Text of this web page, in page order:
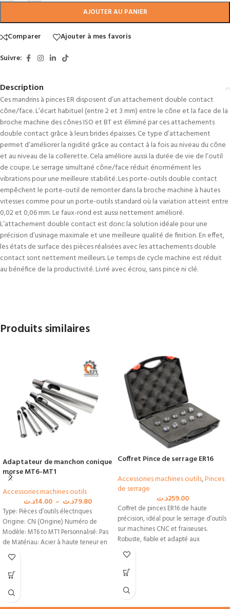
AJOUTER AU PANIER
Comparer
Ajouter à mes favoris
Suivre:
Description
Ces mandrins à pinces ER disposent d’un attachement double contact
cône/face. L’écart habituel (entre 2 et 3 mm) entre le cône et la face de la
broche machine des cônes ISO et BT est éliminé par ces attachements
double contact grâce à leurs brides épaisses. Ce type d’attachement
permet d’améliorer la rigidité grâce au contact à la fois au niveau du cône
et au niveau de la collerette. Cela améliore aussi la durée de vie de l’outil
de coupe. Le serrage simultané cône/face réduit énormément les
vibrations pour une meilleure stabilité. Les porte-outils double contact
empêchent le porte-outil de remonter dans la broche machine à hautes
vitesses comme pour un porte-outils standard où la variation atteint entre
0,02 et 0,06 mm. Le faux-rond est aussi nettement amélioré.
L’attachement double contact est donc la solution idéale pour une
précision d’usinage maximale et une meilleure qualité de finition. En effet,
les états de surface des pièces réalisées avec les attachements double
contact sont nettement meilleurs. Le temps de cycle machine est réduit
au bénéfice de la productivité. Livré avec écrou, sans pince ni clé.
Produits similaires
Adaptateur de manchon conique
morse MT6-MT1
Accessories machines outils
14.00د.ت – 79.80د.ت
Type: Pièces d’outils électriques
Origine: CN (Origine) Numéro de
Modèle: MT6 to MT1 Personnalisé: Pas
de Matériau: Acier à haute teneur en
carbone Utilisation: Production
commerciale
Coffret Pince de serrage ER16
Accessories machines outils,Pinces
de serrage
259.00د.ت
Coffret de pinces ER16 de haute
précision, idéal pour le serrage d’outils
sur machines CNC et fraiseuses.
Robuste, fiable et adapté aux
professionnels de l’usinage en Tunisie.